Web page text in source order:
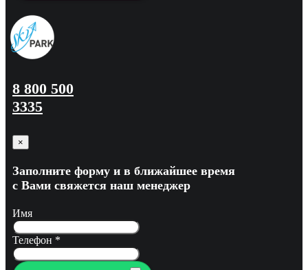
8 800 500
3335
×
Заполните форму и в ближайшее время
с Вами свяжется наш менеджер
Имя
Телефон *